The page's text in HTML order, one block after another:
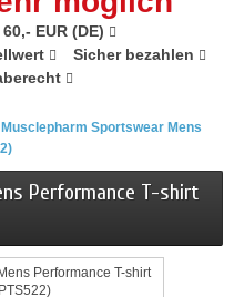
EUR (DE)
Sicher bezahlen
Musclepharm Sportswear Mens
Performance T-shirt